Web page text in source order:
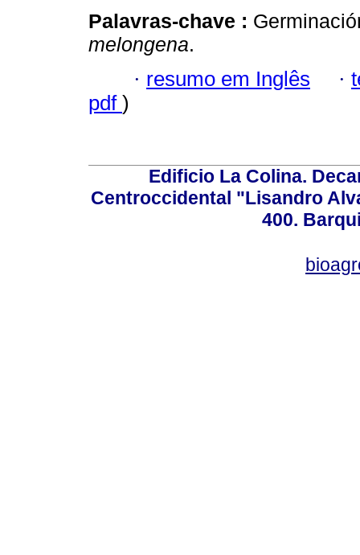
Palavras-chave :
melongena.
· resumo em Inglês ·
pdf )
Edificio La Colina.
Centroccidental "Lisandro
400.